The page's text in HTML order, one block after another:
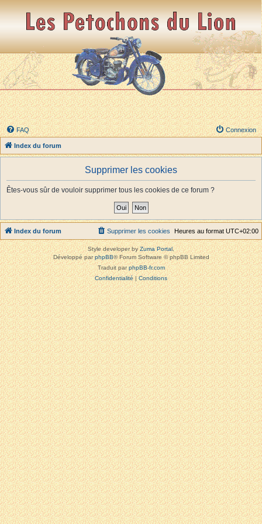
FAQ Connexion
Index du forum
Supprimer les cookies
Êtes-vous sûr de vouloir supprimer tous les cookies de ce forum ?
Index du forum Heures au format UTC+02:00
Supprimer les cookies
Style developer byZuma Portal,
Développé parphpBB® Forum Software © phpBB Limited
Traduit parphpBB-fr.com
Confidentialité|Conditions